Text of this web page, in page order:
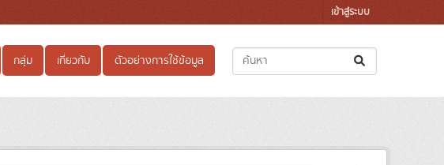
เข้าสู่ระบบ
กลุ่ม เกี่ยวกับ ตัวอย่างการใช้ข้อมูล